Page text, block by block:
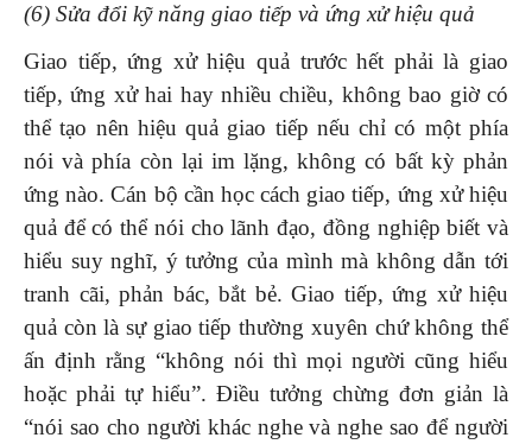
(6) Sửa đổi kỹ năng giao tiếp và ứng xử hiệu quả
Giao tiếp, ứng xử hiệu quả trước hết phải là giao
tiếp, ứng xử hai hay nhiều chiều, không bao giờ có
thể tạo nên hiệu quả giao tiếp nếu chỉ có một phía
nói và phía còn lại im lặng, không có bất kỳ phản
ứng nào. Cán bộ cần học cách giao tiếp, ứng xử hiệu
quả để có thể nói cho lãnh đạo, đồng nghiệp biết và
hiểu suy nghĩ, ý tưởng của mình mà không dẫn tới
tranh cãi, phản bác, bắt bẻ. Giao tiếp, ứng xử hiệu
quả còn là sự giao tiếp thường xuyên chứ không thể
ấn định rằng “không nói thì mọi người cũng hiểu
hoặc phải tự hiểu”. Điều tưởng chừng đơn giản là
“nói sao cho người khác nghe và nghe sao để người